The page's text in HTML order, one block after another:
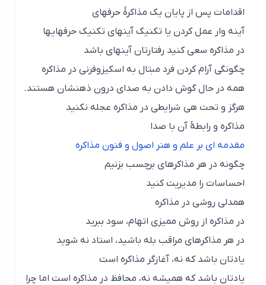
اقدامات پس از پایان یك مذاکرۀ حرفهای
آینه وار عمل کردن یا تكنيك آینهای تكنيك حرفهایها
در مذاکره سعی کنيد رفتارتان آینهای باشد
چگونگی آرام کردن فرد مبتال به اسكيزوفرنی در مذاکره
همه در حال گوش دادن به صدای درون ذهنشان هستند.
هرگز و تحت هي شرایطی در مذاکره عجله نكنيد
مذاکره و رابطۀ آن با صدا
مقدمه ای بر علم و هنر اصول و فنون مذاکره
چگونه در هر مذاکرهای برچسب بزنيم
احساسات را مدیریت کنيد
همدلی روشی در مذاکره
در مذاکره از روش مميزی اتهام، سود ببرید
در هر مذاکرهای مراقب بله باشيد، استاد نه شوید
یادتان باشد که نه، آغازگر مذاکره است
یادتان باشد که هميشه نه، محافظ در مذاکره است اما چرا